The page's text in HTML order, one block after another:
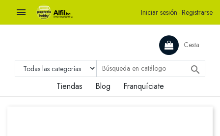
 Iniciar sesión · Registrarse
Cesta

Tiendas Blog Franquíciate